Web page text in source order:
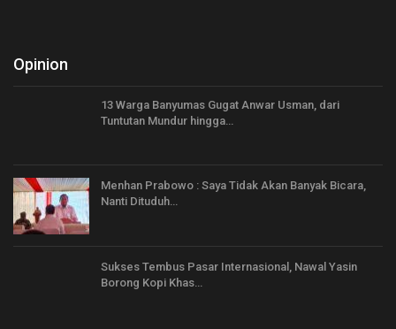
Opinion
13 Warga Banyumas Gugat Anwar Usman, dari
Tuntutan Mundur hingga…
Menhan Prabowo : Saya Tidak Akan Banyak Bicara,
Nanti Dituduh…
Sukses Tembus Pasar Internasional, Nawal Yasin
Borong Kopi Khas…